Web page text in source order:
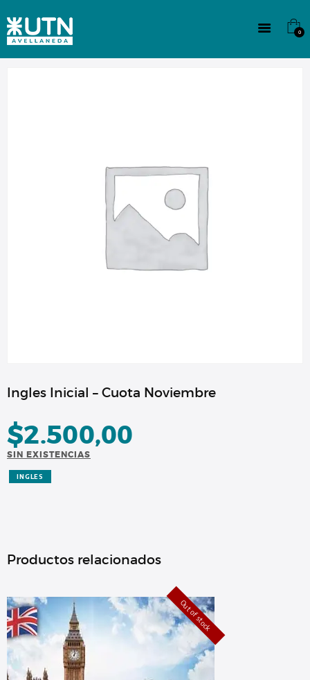
0
CULTURA
Ingles Inicial – Cuota Noviembre
$2.500,00
SIN EXISTENCIAS
INGLES
Productos relacionados
Out of stock